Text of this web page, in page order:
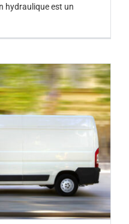
hydraulique est un